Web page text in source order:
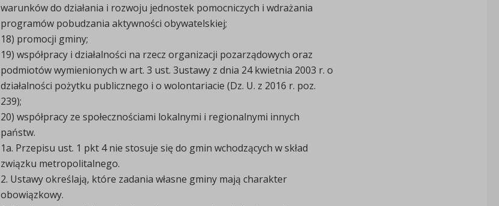
warunków do działania i rozwoju jednostek pomocniczych i wdrażania
programów pobudzania aktywności obywatelskiej;
18) promocji gminy;
19) współpracy i działalności na rzecz organizacji pozarządowych oraz
podmiotów wymienionych w art. 3 ust. 3ustawy z dnia 24 kwietnia 2003 r. o
działalności pożytku publicznego i o wolontariacie (Dz. U. z 2016 r. poz.
239);
20) współpracy ze społecznościami lokalnymi i regionalnymi innych
państw.
1a. Przepisu ust. 1 pkt 4 nie stosuje się do gmin wchodzących w skład
związku metropolitalnego.
2. Ustawyokreślają, które zadania własne gminy mają charakter
obowiązkowy.